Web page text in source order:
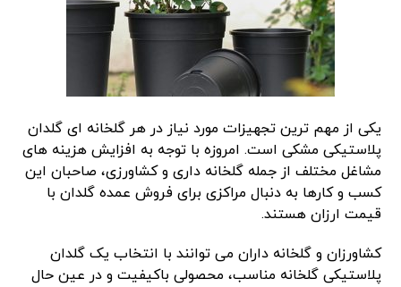
یکی از مهم ترین تجهیزات مورد نیاز در هر گلخانه ای گلدان
پلاستیکی مشکی است. امروزه با توجه به افزایش هزینه های
مشاغل مختلف از جمله گلخانه داری و کشاورزی، صاحبان این
کسب و کارها به دنبال مراکزی برای فروش عمده گلدان با
قیمت ارزان هستند.
کشاورزان و گلخانه داران می توانند با انتخاب یک گلدان
پلاستیکی گلخانه مناسب، محصولی باکیفیت و در عین حال